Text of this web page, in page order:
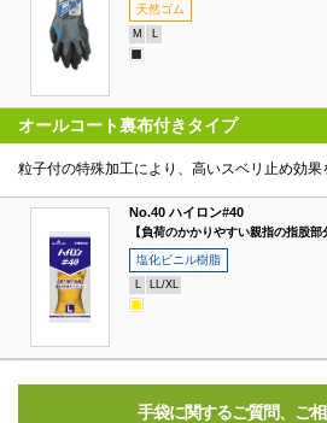
天然ゴム
M L
オールコート裏布付きタイプ
粒子付の特殊加工により、高いスベリ止め効果
No.40 ハイロン#40
【負荷のかかりやすい親指の指股部
塩化ビニル樹脂
L LL/XL
手袋に関するご質問、ご